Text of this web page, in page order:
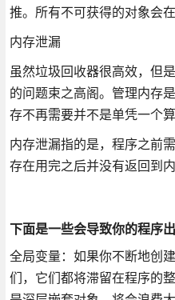
推。所有不可获得的对象会在
内存泄漏
虽然垃圾回收器很高效，但
的问题束之高阁。管理内存
存不再需要并不是单凭一个
内存泄漏指的是，程序之前
存在用完之后并没有返回到内
下面是一些会导致你的程序
全局变量：如果你不断地创
们，它们都将滞留在程序的